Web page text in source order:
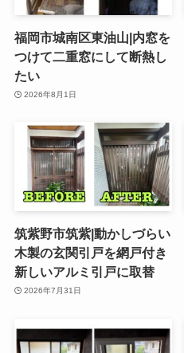
福岡市城南区東油山|内窓を
つけて二重窓にして断熱し
たい
2026年8月1日
筑紫野市筑紫|動かしづらい
木製の玄関引戸を網戸付き
新しいアルミ引戸に取替
2026年7月31日